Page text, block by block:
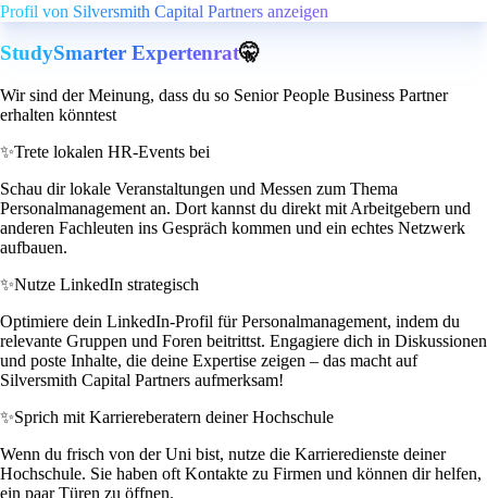
Profil von Silversmith Capital Partners anzeigen
StudySmarter Expertenrat🤫
Wir sind der Meinung, dass du so Senior People Business Partner
erhalten könntest
✨Trete lokalen HR-Events bei
Schau dir lokale Veranstaltungen und Messen zum Thema
Personalmanagement an. Dort kannst du direkt mit Arbeitgebern und
anderen Fachleuten ins Gespräch kommen und ein echtes Netzwerk
aufbauen.
✨Nutze LinkedIn strategisch
Optimiere dein LinkedIn-Profil für Personalmanagement, indem du
relevante Gruppen und Foren beitrittst. Engagiere dich in Diskussionen
und poste Inhalte, die deine Expertise zeigen – das macht auf
Silversmith Capital Partners aufmerksam!
✨Sprich mit Karriereberatern deiner Hochschule
Wenn du frisch von der Uni bist, nutze die Karrieredienste deiner
Hochschule. Sie haben oft Kontakte zu Firmen und können dir helfen,
ein paar Türen zu öffnen.